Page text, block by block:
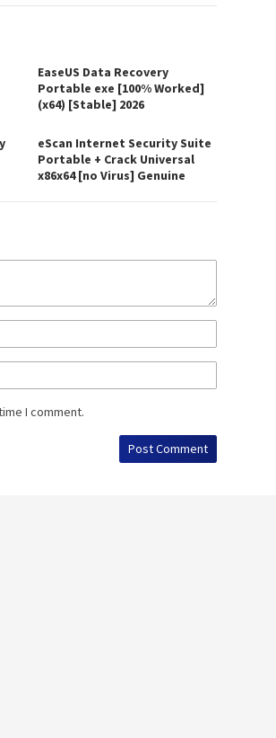
EaseUS Data Recovery
Portable exe [100% Worked]
(x64) [Stable] 2026
eScan Internet Security Suite
Portable + Crack Universal
x86x64 [no Virus] Genuine
I comment.